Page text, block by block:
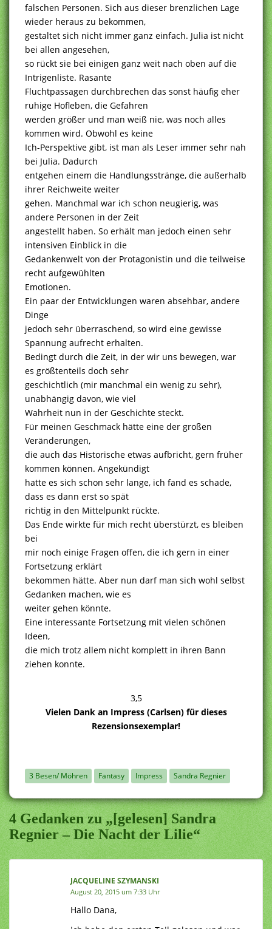
falschen Personen. Sich aus dieser brenzlichen Lage
wieder heraus zu bekommen,
gestaltet sich nicht immer ganz einfach. Julia ist nicht
bei allen angesehen,
so rückt sie bei einigen ganz weit nach oben auf die
Intrigenliste. Rasante
Fluchtpassagen durchbrechen das sonst häufig eher
ruhige Hofleben, die Gefahren
werden größer und man weiß nie, was noch alles
kommen wird. Obwohl es keine
Ich-Perspektive gibt, ist man als Leser immer sehr nah
bei Julia. Dadurch
entgehen einem die Handlungsstränge, die außerhalb
ihrer Reichweite weiter
gehen. Manchmal war ich schon neugierig, was
andere Personen in der Zeit
angestellt haben. So erhält man jedoch einen sehr
intensiven Einblick in die
Gedankenwelt von der Protagonistin und die teilweise
recht aufgewühlten
Emotionen.
Ein paar der Entwicklungen waren absehbar, andere
Dinge
jedoch sehr überraschend, so wird eine gewisse
Spannung aufrecht erhalten.
Bedingt durch die Zeit, in der wir uns bewegen, war
es größtenteils doch sehr
geschichtlich (mir manchmal ein wenig zu sehr),
unabhängig davon, wie viel
Wahrheit nun in der Geschichte steckt.
Für meinen Geschmack hätte eine der großen
Veränderungen,
die auch das Historische etwas aufbricht, gern früher
kommen können. Angekündigt
hatte es sich schon sehr lange, ich fand es schade,
dass es dann erst so spät
richtig in den Mittelpunkt rückte.
Das Ende wirkte für mich recht überstürzt, es bleiben
bei
mir noch einige Fragen offen, die ich gern in einer
Fortsetzung erklärt
bekommen hätte. Aber nun darf man sich wohl selbst
Gedanken machen, wie es
weiter gehen könnte.
Eine interessante Fortsetzung mit vielen schönen
Ideen,
die mich trotz allem nicht komplett in ihren Bann
ziehen konnte.
3,5
Vielen Dank an Impress (Carlsen) für dieses
Rezensionsexemplar!
3 Besen/ Möhren Fantasy Impress Sandra Regnier
4 Gedanken zu „[gelesen] Sandra
Regnier – Die Nacht der Lilie“
JACQUELINE SZYMANSKI
August 20, 2015 um 7:33 Uhr
Hallo Dana,